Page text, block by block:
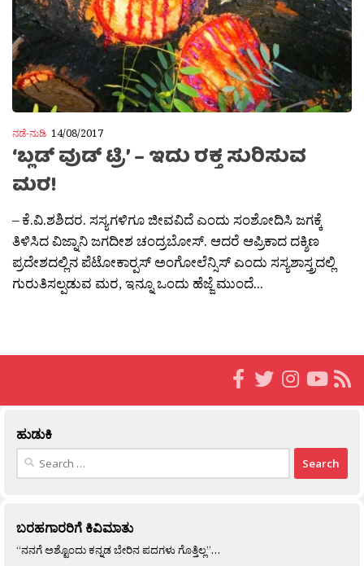
ನಡೆ-ನುಡಿ 14/08/2017
‘ಬ್ಲಡ್ ವುಡ್ ಟ್ರಿ’ – ಇದು ರಕ್ತ ಸುರಿಸುವ
ಮರ!
– ಕೆ.ವಿ.ಶಶಿದರ. ಸಸ್ಯಗಳಿಗೂ ಜೀವವಿದೆ ಎಂದು ಸಂಶೋದಿಸಿ ಜಗಕ್ಕೆ
ತಿಳಿಸಿದ ವಿಜ್ನಾನಿ ಜಗದೀಶ ಚಂದ್ರಬೋಸ್. ಆದರೆ ಆಪ್ರಿಕಾದ ದಕ್ಶಿಣ
ಪ್ರದೇಶದಲ್ಲಿನ ಪೆಟೋಕಾರ‍್ಪಸ್ ಅಂಗೋಲೆನ್ಸಿಸ್ ಎಂದು ಸಸ್ಯಶಾಸ್ತ್ರದಲ್ಲಿ
ಗುರುತಿಸಲ್ಪಡುವ ಮರ, ಇನ್ನೂ ಒಂದು ಹೆಜ್ಜೆ ಮುಂದೆ...
ಹುಡುಕಿ
Search
ಬರಹಗಾರರಿಗೆ ಕಿವಿಮಾತು
“ನನಗೆ ಅಶ್ಟೊಂದು ಕನ್ನಡ ಬೇರಿನ ಪದಗಳು ಗೊತ್ತಿಲ್ಲ”…